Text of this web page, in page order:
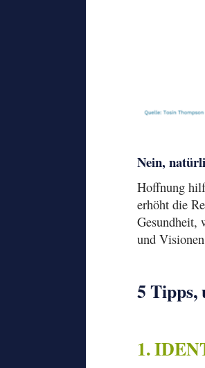
Nein,
Hoffnung
erhöht die
Gesundheit,
und
5 Tipps,
1.